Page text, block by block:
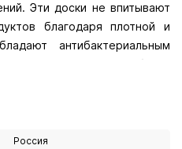
Эти доски не впитывают
благодаря плотной и
антибактериальным
предусмотрен желобок, в
сервировки. Не подвержены
повреждениям,
устойчивы к порезам,
Россия